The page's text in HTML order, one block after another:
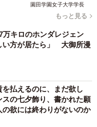
園田学園女子大学学長
もっと見る
万キロのホンダレジェン
い方が居たら」 大御所漫
を払えるのに、まだ欲し
の七夕飾り、書かれた願
欲には終わりがないのか